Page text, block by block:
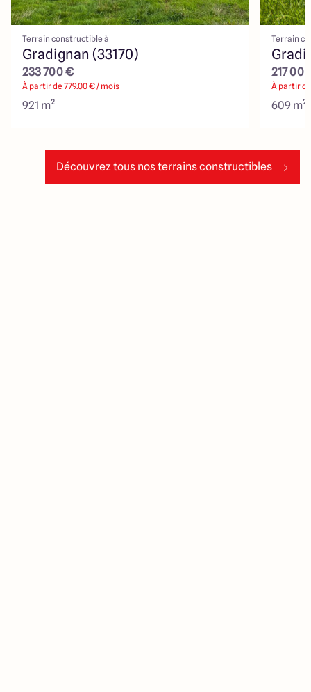
Terrain constructible à
Gradignan (33170)
233 700 €
À partir de779.00€ / mois
921 m²
Terrain
217
À partir
609 m²
Découvrez tous nos terrains constructibles